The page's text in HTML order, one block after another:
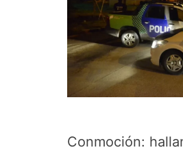
Conmoción: